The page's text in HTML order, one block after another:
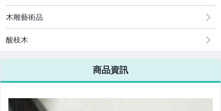
木雕藝術品
酸枝木
商品資訊